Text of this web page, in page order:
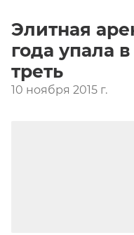
Элитная
года упала
треть
10 ноября 2015 г.